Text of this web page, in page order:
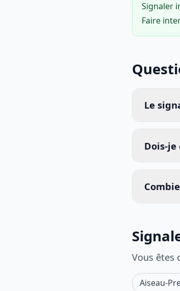
Signaler
Faire
Le
Dois-je
Vous êtes
Aiseau-